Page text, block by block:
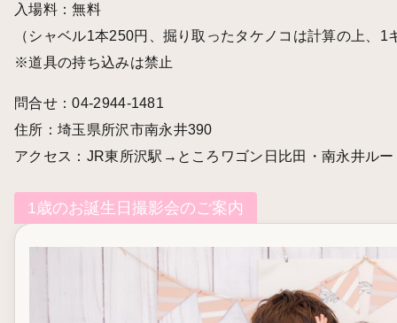
入場料：無料
（シャベル1本250円、掘り取ったタケノコは計算の上、1
※道具の持ち込みは禁止
問合せ：04-2944-1481
住所：埼玉県所沢市南永井390
アクセス：JR東所沢駅→ところワゴン日比田・南永井ル
1歳のお誕生日撮影会のご案内